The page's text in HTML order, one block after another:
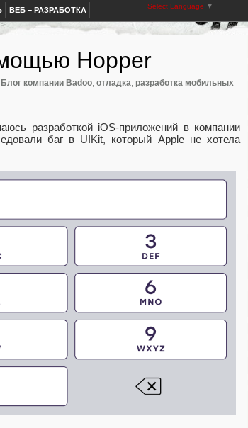
ВЕБ – РАЗРАБОТКА Select Language ▼
Hopper
Блог компании Badoo, отладка, разработка мобильных
разработкой iOS-приложений в компании
баг в UIKit, который Apple не хотела